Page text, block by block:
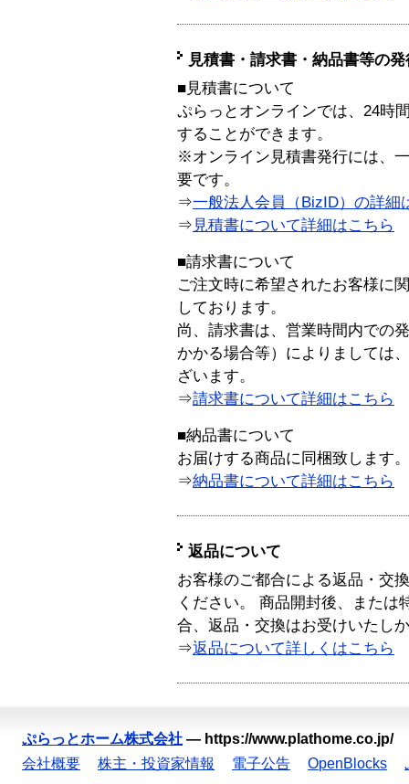
見積書・請求書・納品書等の
■見積書について
ぷらっとオンラインでは、24時
することができます。
※オンライン見積書発行には、
要です。
⇒一般法人会員（BizID）の詳細
⇒ 見積書について詳細はこちら
■請求書について
ご注文時に希望されたお客様に
しております。
尚、請求書は、営業時間内での
かかる場合等）によりましては
ざいます。
⇒請求書について詳細はこちら
■納品書について
お届けする商品に同梱致します。
⇒納品書について詳細はこちら
返品について
お客様のご都合による返品・交
ください。 商品開封後、または
合、返品・交換はお受けいたし
⇒返品について詳しくはこちら
ぷらっとホーム株式会社 — https://www.plathome.co.jp/
会社概要
株主・投資家情報 電子公告 OpenBlocks